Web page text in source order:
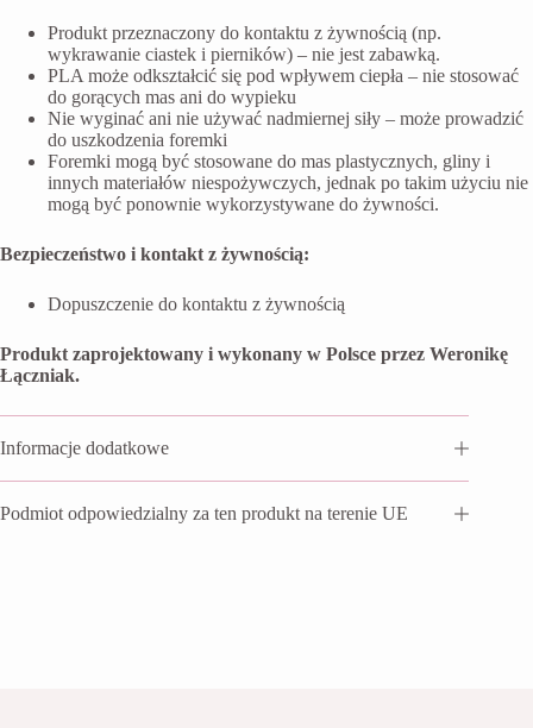
Produkt przeznaczony do kontaktu z żywnością (np.
wykrawanie ciastek i pierników) – nie jest zabawką.
PLA może odkształcić się pod wpływem ciepła – nie stosować
do gorących mas ani do wypieku
Nie wyginać ani nie używać nadmiernej siły – może prowadzić
do uszkodzenia foremki
Foremki mogą być stosowane do mas plastycznych, gliny i
innych materiałów niespożywczych, jednak po takim użyciu nie
mogą być ponownie wykorzystywane do żywności.
Bezpieczeństwo i kontakt z żywnością:
Dopuszczenie do kontaktu z żywnością
Produkt zaprojektowany i wykonany w Polsce przez Weronikę
Łączniak.
Informacje dodatkowe
Podmiot odpowiedzialny za ten produkt na terenie UE